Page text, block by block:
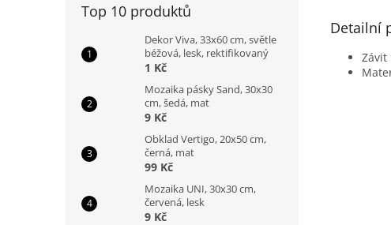
Top 10 produktů
Dekor Viva, 33x60 cm, světle
béžová, lesk, rektifikovaný
1 Kč
Mozaika pásky Sand, 30x30
cm, šedá, mat
9 Kč
Obklad Vertigo, 20x50 cm,
černá, mat
99 Kč
Mozaika UNI, 30x30 cm,
červená, lesk
9 Kč
Detailní
Závit